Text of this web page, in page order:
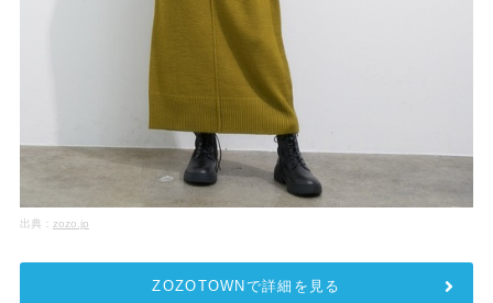
出典： zozo.jp
ZOZOTOWNで詳細を見る